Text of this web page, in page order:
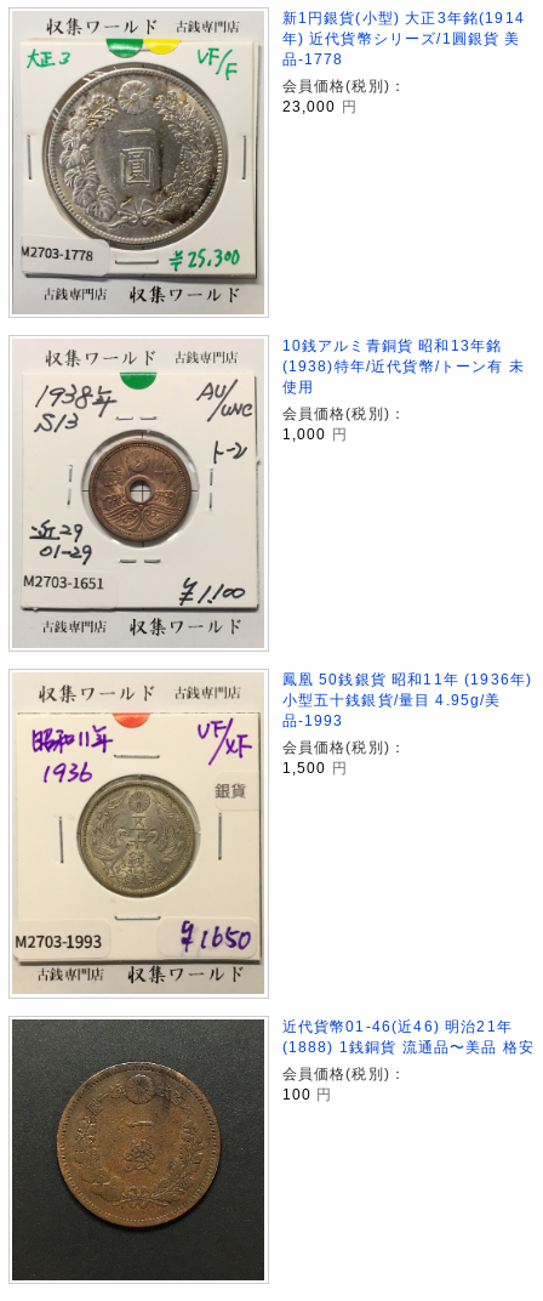
新1円銀貨(小型) 大正3年銘(1914
年) 近代貨幣シリーズ/1圓銀貨 美
品-1778
会員価格(税別)：
23,000 円
10銭アルミ青銅貨 昭和13年銘
(1938)特年/近代貨幣/トーン有 未
使用
会員価格(税別)：
1,000 円
鳳凰 50銭銀貨 昭和11年 (1936年)
小型五十銭銀貨/量目 4.95g/美
品-1993
会員価格(税別)：
1,500
円
近代貨幣01-46(近46) 明治21年
(1888) 1銭銅貨 流通品〜美品 格安
会員価格(税別)：
100 円